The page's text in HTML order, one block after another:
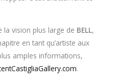
la vision plus large de BELL,
en tant qu’artiste aux
amples informations,
.